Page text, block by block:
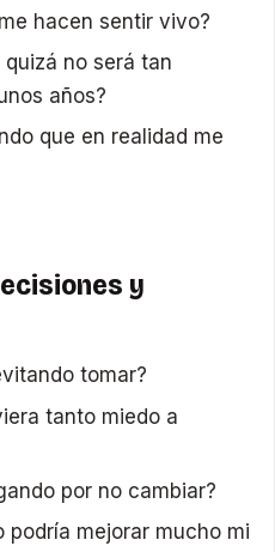
hacen sentir vivo?
no será tan
años?
que en realidad me
y
tomar?
tanto miedo a
por no cambiar?
podría mejorar mucho mi